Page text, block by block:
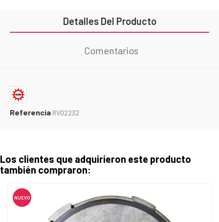
Detalles Del Producto
Comentarios
Referencia RV02232
Los clientes que adquirieron este producto
también compraron:
NUEVO